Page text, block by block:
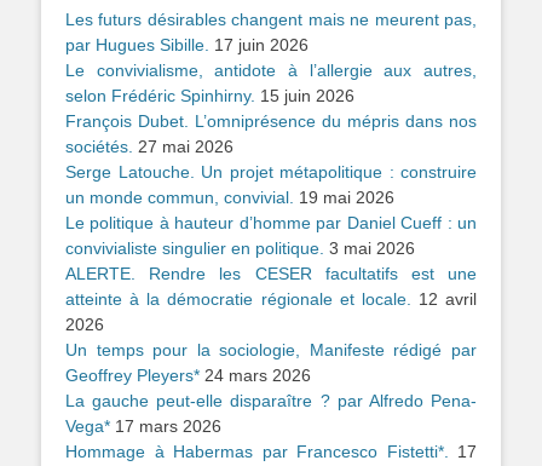
Les futurs désirables changent mais ne meurent pas,
par Hugues Sibille. 17 juin 2026
Le convivialisme, antidote à l’allergie aux autres,
selon Frédéric Spinhirny. 15 juin 2026
François Dubet. L’omniprésence du mépris dans nos
sociétés. 27 mai 2026
Serge Latouche. Un projet métapolitique : construire
un monde commun, convivial. 19 mai 2026
Le politique à hauteur d’homme par Daniel Cueff : un
convivialiste singulier en politique. 3 mai 2026
ALERTE. Rendre les CESER facultatifs est une
atteinte à la démocratie régionale et locale. 12 avril
2026
Un temps pour la sociologie, Manifeste rédigé par
Geoffrey Pleyers* 24 mars 2026
La gauche peut-elle disparaître ? par Alfredo Pena-
Vega* 17 mars 2026
Hommage à Habermas par Francesco Fistetti*. 17